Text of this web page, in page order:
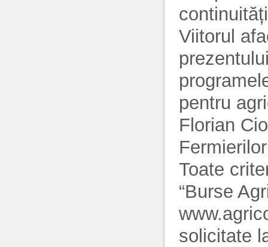
Viitorul
pentru
Florian
Toate
“Burse
solicitate